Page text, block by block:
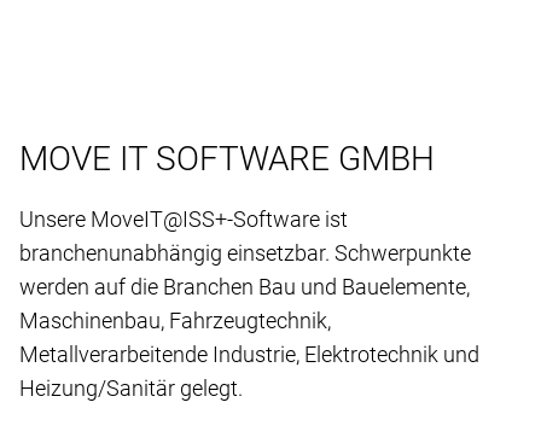
MOVE IT SOFTWARE GMBH
Unsere MoveIT@ISS+-Software ist
branchenunabhängig einsetzbar. Schwerpunkte
werden auf die Branchen Bau und Bauelemente,
Maschinenbau, Fahrzeugtechnik,
Metallverarbeitende Industrie, Elektrotechnik und
Heizung/Sanitär gelegt.